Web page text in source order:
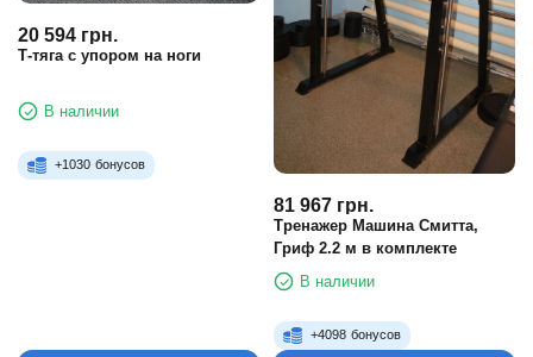
20 594 грн.
Т-тяга с упором на ноги
В наличии
+1030 бонусов
81 967 грн.
Тренажер Машина Смитта,
Гриф 2.2 м в комплекте
В наличии
+4098 бонусов